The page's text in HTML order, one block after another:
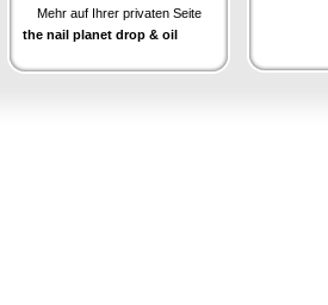
Mehr auf Ihrer privaten Seite
the nail planet drop & oil